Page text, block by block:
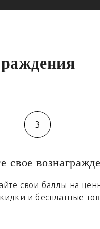
3
свое
свои баллы на
и бесплатные